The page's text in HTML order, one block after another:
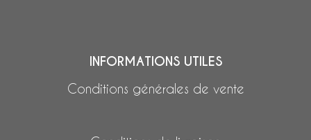
INFORMATIONS UTILES
Conditions générales de vente